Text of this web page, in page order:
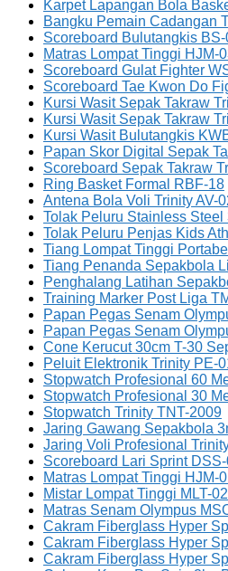
Karpet Lapangan Bola
Bangku Pemain Cadangan
Scoreboard Bulutangkis
Matras Lompat Tinggi HJM-
Scoreboard Gulat Fighter
Scoreboard Tae Kwon Do
Kursi Wasit Sepak Takraw
Kursi Wasit Sepak Takraw
Kursi Wasit Bulutangkis
Papan Skor Digital Sepak
Scoreboard Sepak Takraw
Ring Basket Formal RBF-18
Antena Bola Voli Trinity AV-
Tolak Peluru Stainless Steel
Tolak Peluru Penjas Kids
Tiang Lompat Tinggi
Tiang Penanda Sepakbola
Penghalang Latihan
Training Marker Post Liga
Papan Pegas Senam
Papan Pegas Senam
Cone Kerucut 30cm T-30
Peluit Elektronik Trinity PE-
Stopwatch Profesional 60
Stopwatch Profesional 30
Stopwatch Trinity TNT-2009
Jaring Gawang Sepakbola
Jaring Voli Profesional
Scoreboard Lari Sprint
Matras Lompat Tinggi HJM-
Mistar Lompat Tinggi MLT-02
Matras Senam Olympus
Cakram Fiberglass Hyper
Cakram Fiberglass Hyper
Cakram Fiberglass Hyper